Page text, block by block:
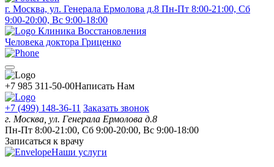
г. Москва, ул. Генерала Ермолова д.8 Пн-Пт 8:00-21:00, Сб
9:00-20:00, Вс 9:00-18:00
Клиника Восстановления
Человека доктора Гриценко
+7 985 311-50-00Написать Нам
+7 (499) 148-36-11 Заказать звонок
г. Москва, ул. Генерала Ермолова д.8
Пн-Пт 8:00-21:00, Сб 9:00-20:00, Вс 9:00-18:00
Записаться к врачу
Наши услуги